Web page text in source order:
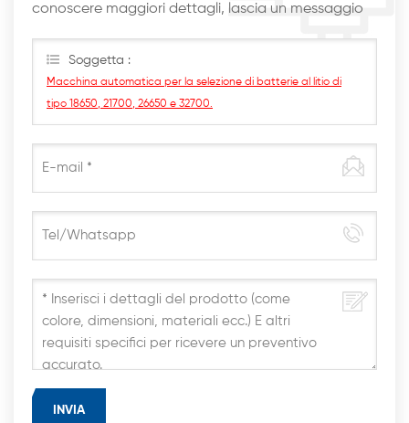
conoscere maggiori dettagli, lascia un messaggio
Soggetta :
Macchina automatica per la selezione di batterie al litio di
tipo 18650, 21700, 26650 e 32700.